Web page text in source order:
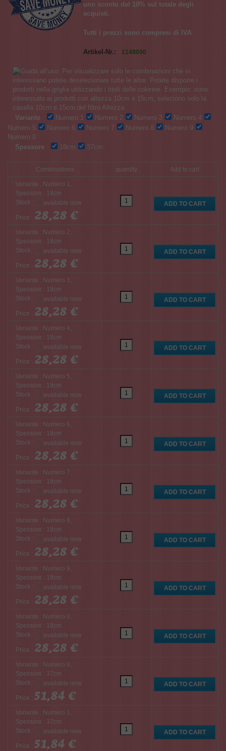
uno sconto del 10% sul totale degli
acquisti.
Tutti i prezzi sono compresi di IVA
Artikel-Nr.: 1148000
Variante : Numero 1 Numero 2 Numero 3
Numero 4
Numero 5
Numero 6 Numero 7 Numero 8
Numero 9
Numero 0
Spessore : 18cm 37cm
Combinations quantity Add to cart
Variante : Numero 1,
Spessore : 18cm
Stock :
Price : 28,28 €
Variante : Numero 2,
Spessore : 18cm
Stock :
Price : 28,28 €
Variante : Numero 3,
Spessore : 18cm
Stock :
Price : 28,28 €
Variante : Numero 4,
Spessore : 18cm
Stock :
Price : 28,28 €
Variante : Numero 5,
Spessore : 18cm
Stock :
Price : 28,28 €
Variante : Numero 6,
Spessore : 18cm
Stock :
Price : 28,28 €
Variante : Numero 7,
Spessore : 18cm
Stock :
Price : 28,28 €
Variante : Numero 8,
Spessore : 18cm
Stock :
Price : 28,28 €
Variante : Numero 9,
Spessore : 18cm
Stock :
Price : 28,28 €
Variante : Numero 0,
Spessore : 18cm
Stock :
Price : 28,28 €
Variante : Numero 0,
Spessore : 37cm
Stock :
Price : 51,84 €
Variante : Numero 1,
Spessore : 37cm
Stock :
Price : 51,84 €